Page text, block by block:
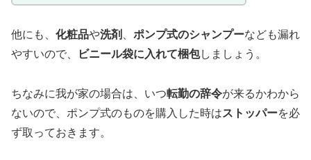
他にも、 化粧品や洗剤 ポンプ式のシャンプーなども漏れ
やすいので、
ビニール袋に入れて梱包しましょう。
ちなみに我が家の場合は、いつ転勤の辞令が来るかわから
ないので、ポンプ式のものを購入した時はストッパーを必
ず取っておきます。